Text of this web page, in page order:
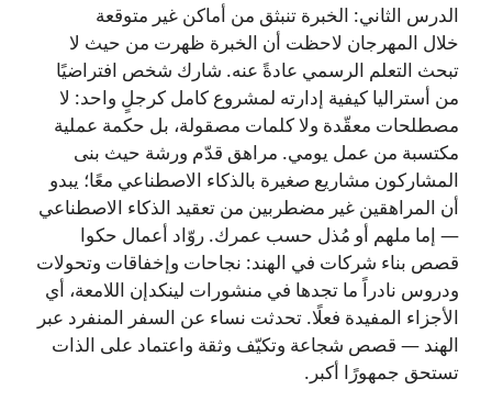
الدرس الثاني: الخبرة تنبثق من أماكن غير متوقعة
خلال المهرجان لاحظت أن الخبرة ظهرت من حيث لا
تبحث التعلم الرسمي عادةً عنه. شارك شخص افتراضيًا
من أستراليا كيفية إدارته لمشروع كامل كرجلٍ واحد: لا
مصطلحات معقّدة ولا كلمات مصقولة، بل حكمة عملية
مكتسبة من عمل يومي. مراهق قدّم ورشة حيث بنى
المشاركون مشاريع صغيرة بالذكاء الاصطناعي معًا؛ يبدو
أن المراهقين غير مضطربين من تعقيد الذكاء الاصطناعي
— إما ملهم أو مُذل حسب عمرك. روّاد أعمال حكوا
قصص بناء شركات في الهند: نجاحات وإخفاقات وتحولات
ودروس نادراً ما تجدها في منشورات لينكدإن اللامعة، أي
الأجزاء المفيدة فعلًا. تحدثت نساء عن السفر المنفرد عبر
الهند — قصص شجاعة وتكيّف وثقة واعتماد على الذات
تستحق جمهورًا أكبر.